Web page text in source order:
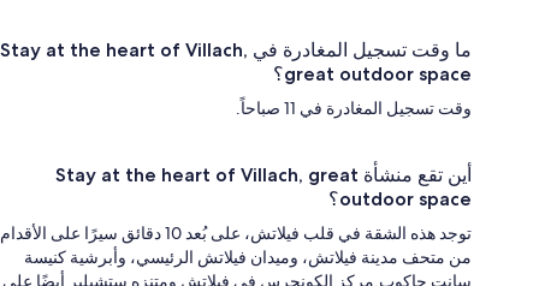
ما وقت تسجيل المغادرة في Stay at the heart of Villach,
great outdoor space؟
وقت تسجيل المغادرة في 11 صباحاً.
أين تقع منشأة Stay at the heart of Villach, great
outdoor space؟
توجد هذه الشقة في قلب فيلاتش، على بُعد 10 دقائق سيرًا على الأقدام
من متحف مدينة فيلاتش، وميدان فيلاتش الرئيسي، وأبرشية كنيسة
سانت جاكوب.مركز الكونجرس في فيلاتش ومتنزه ستشيلير أيضًا على